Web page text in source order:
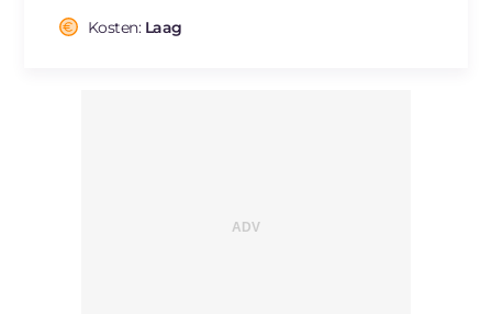
Kosten: Laag